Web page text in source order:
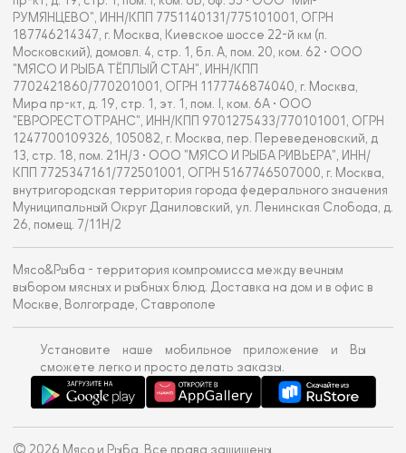
РУМЯНЦЕВО", ИНН/КПП 7751140131/775101001, ОГРН
187746214347, г. Москва, Киевское шоссе 22-й км (п.
Московский), домовл. 4, стр. 1, бл. А, пом. 20, ком. 62 • ООО
"МЯСО И РЫБА ТЁПЛЫЙ СТАН", ИНН/КПП
7702421860/770201001, ОГРН 1177746874040, г. Москва,
Мира пр-кт, д. 19, стр. 1, эт. 1, пом. I, ком. 6А • ООО
"ЕВРОРЕСТОТРАНС", ИНН/КПП 9701275433/770101001, ОГРН
1247700109326, 105082, г. Москва, пер. Переведеновский, д
13, стр. 18, пом. 21Н/3 • ООО "МЯСО И РЫБА РИВЬЕРА", ИНН/
КПП 7725347161/772501001, ОГРН 5167746507000, г. Москва,
внутригородская территория города федерального значения
Муниципальный Округ Даниловский, ул. Ленинская Слобода, д.
26, помещ. 7/11Н/2
Мясо&Рыба - территория компромисса между вечным
выбором мясных и рыбных блюд. Доставка на дом и в офис в
Москве, Волгограде, Ставрополе
Установите наше мобильное приложение и Вы
сможете легко и просто делать заказы.
© 2026 Мясо и Рыба. Все права защищены.